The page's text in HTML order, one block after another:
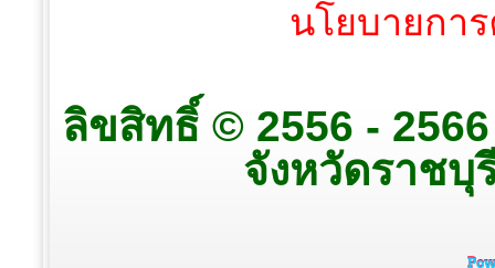
นโยบายกา
ลิขสิทธิ์ © 2556 -
จังหวัดราชบุ